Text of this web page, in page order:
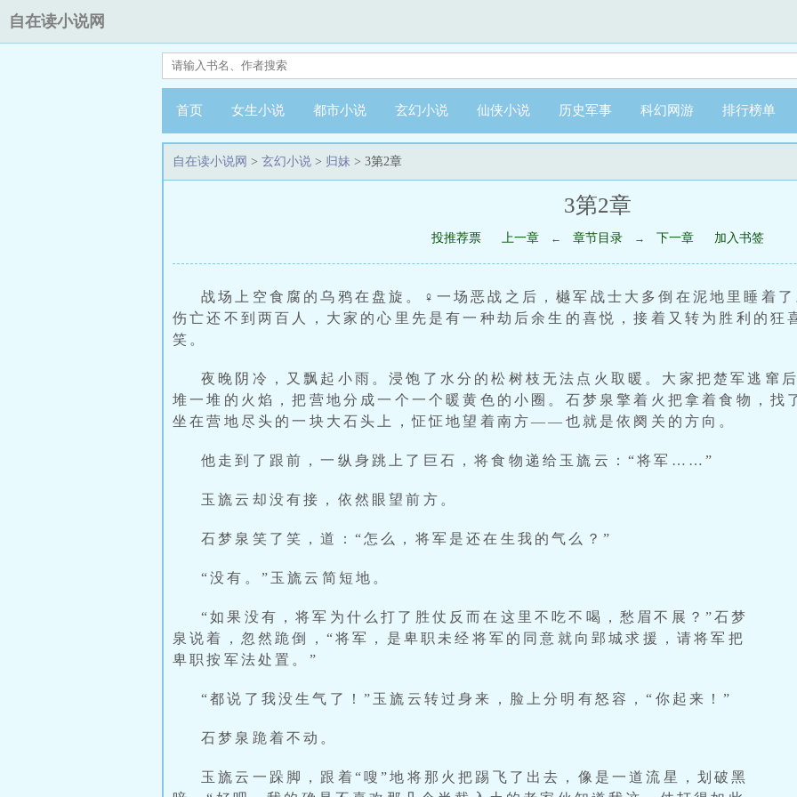
自在读小说网
首页 女生小说 都市小说 玄幻小说 仙侠小说 历史军事 科幻网游 排行榜单
自在读小说网 > 玄幻小说 > 归妹 > 3第2章
3第2章
投推荐票 上一章 ← 章节目录 → 下一章 加入书签
战场上空食腐的乌鸦在盘旋。♀一场恶战之后，樾军战士大多倒在泥地里睡着
伤亡还不到两百人，大家的心里先是有一种劫后余生的喜悦，接着又转为胜利的狂
笑。
夜晚阴冷，又飘起小雨。浸饱了水分的松树枝无法点火取暖。大家把楚军逃窜
堆一堆的火焰，把营地分成一个一个暖黄色的小圈。石梦泉擎着火把拿着食物，找
坐在营地尽头的一块大石头上，怔怔地望着南方——也就是依阕关的方向。
他走到了跟前，一纵身跳上了巨石，将食物递给玉旒云：“将军……”
玉旒云却没有接，依然眼望前方。
石梦泉笑了笑，道：“怎么，将军是还在生我的气么？”
“没有。”玉旒云简短地。
“如果没有，将军为什么打了胜仗反而在这里不吃不喝，愁眉不展？”石梦
泉说着，忽然跪倒，“将军，是卑职未经将军的同意就向郢城求援，请将军把
卑职按军法处置。”
“都说了我没生气了！”玉旒云转过身来，脸上分明有怒容，“你起来！”
石梦泉跪着不动。
玉旒云一跺脚，跟着“嗖”地将那火把踢飞了出去，像是一道流星，划破黑